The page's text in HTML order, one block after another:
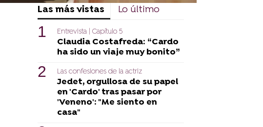
Las más vistas Lo último
Entrevista | Capítulo 5
Claudia Costafreda: “Cardo
ha sido un viaje muy bonito”
Las confesiones de la actriz
Jedet, orgullosa de su papel
en 'Cardo' tras pasar por
'Veneno': "Me siento en
casa"